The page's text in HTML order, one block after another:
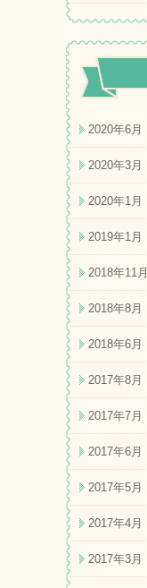
2020年6月
2020年3月
2020年1月
2019年1月
2018年11月
2018年8月
2018年6月
2017年8月
2017年7月
2017年6月
2017年5月
2017年4月
2017年3月